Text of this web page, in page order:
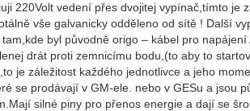
220Volt vedení přes dvojitej vypínač,tímto je
vše galvanicky odděleno od sítě ! Další
tam,kde byl původně origo – kábel pro
drát proti zemnicímu bodu,(to aby to
je záležitost každého jednotlivce a jeho
se prodávají v GM-ele. nebo v GESu a jsou
silné piny pro přenos energie a dají se